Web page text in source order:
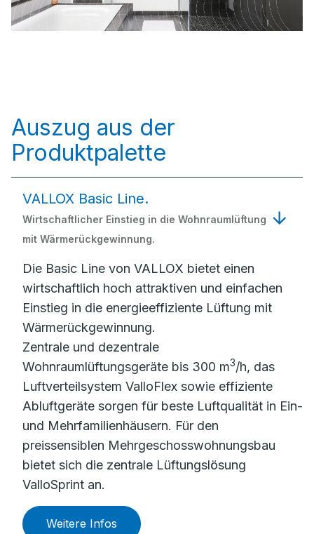
Auszug aus der
Produktpalette
VALLOX Basic Line.
Wirtschaftlicher Einstieg in die Wohnraumlüftung
mit Wärmerückgewinnung.
Die Basic Line von VALLOX bietet einen
wirtschaftlich hoch attraktiven und einfachen
Einstieg in die energieeffiziente Lüftung mit
Wärmerückgewinnung.
Zentrale und dezentrale
Wohnraumlüftungsgeräte bis 300 m3/h, das
Luftverteilsystem ValloFlex sowie effiziente
Abluftgeräte sorgen für beste Luftqualität in Ein-
und Mehrfamilienhäusern. Für den
preissensiblen Mehrgeschosswohnungsbau
bietet sich die zentrale Lüftungslösung
ValloSprint an.
Weitere Infos